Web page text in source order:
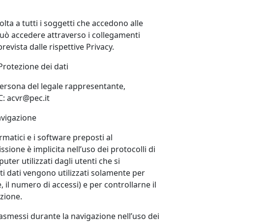
a tutti i soggetti che accedono alle
accedere attraverso i collegamenti
dalle rispettive Privacy.
dei dati
del legale rappresentante,
acvr@pec.it
e i software preposti al
è implicita nell’uso dei protocolli di
utilizzati dagli utenti che si
dati vengono utilizzati solamente per
il numero di accessi) e per controllarne il
durante la navigazione nell’uso dei